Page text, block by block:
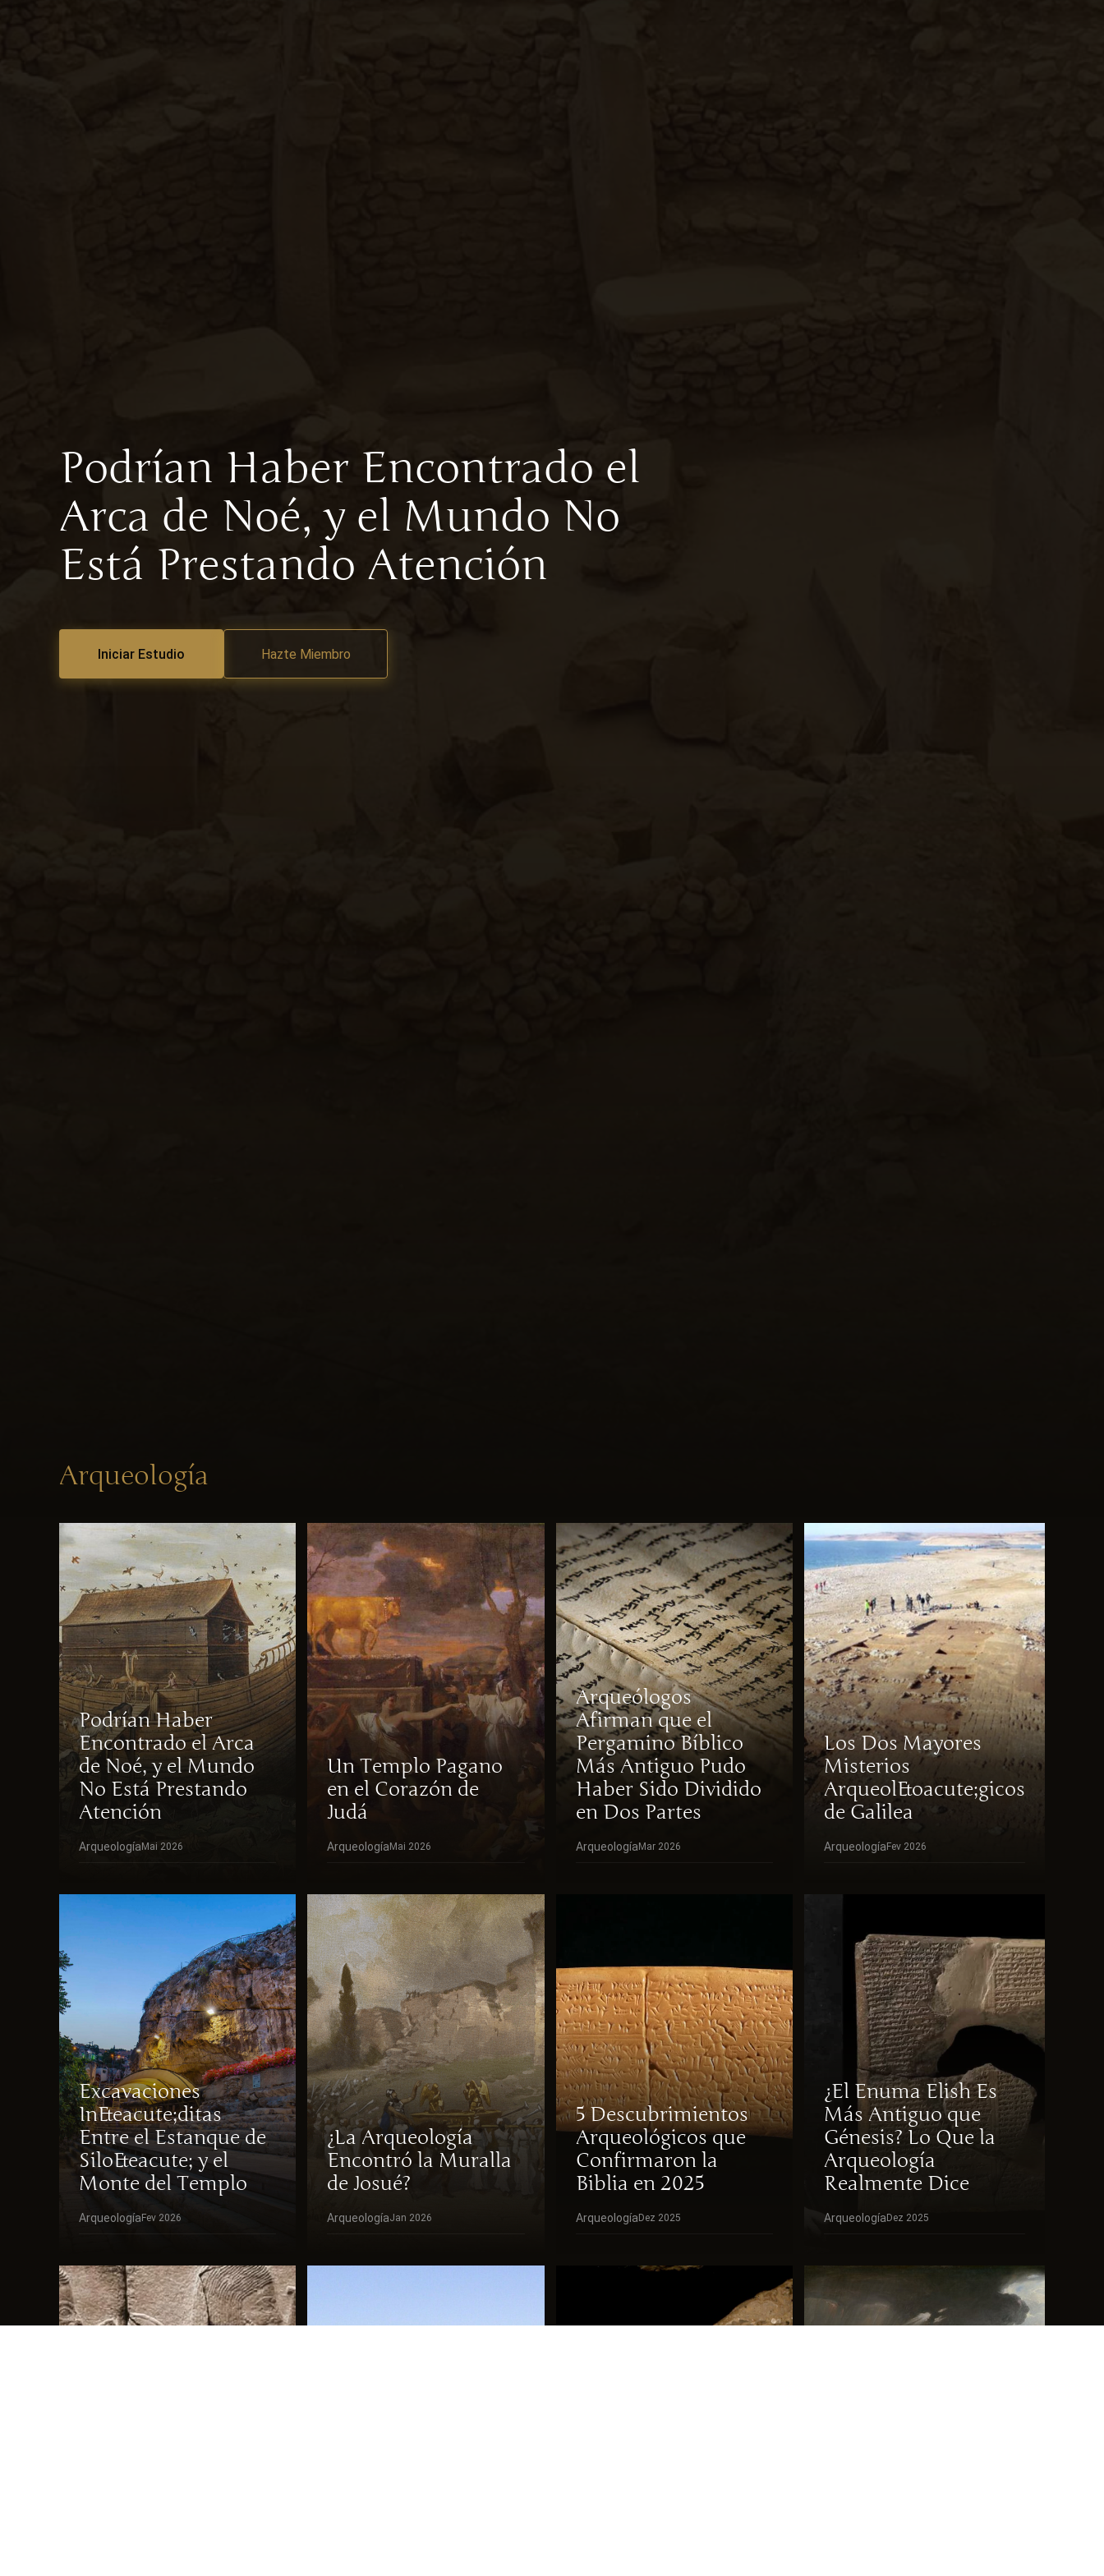
Podrían Haber Encontrado el
Arca de Noé, y el Mundo No
Está Prestando Atención
Iniciar Estudio Hazte Miembro
Arqueología
Podrían Haber
Encontrado el Arca
de Noé, y el Mundo
No Está Prestando
Atención
ArqueologíaMai 2026
Un Templo Pagano
en el Corazón de
Judá
ArqueologíaMai 2026
Arqueólogos
Afirman que el
Pergamino Bíblico
Más Antiguo Pudo
Haber Sido Dividido
en Dos Partes
ArqueologíaMar 2026
Los Dos Mayores
Misterios
Arqueol&oacute;gicos
de Galilea
ArqueologíaFev 2026
Excavaciones
In&eacute;ditas
Entre el Estanque de
Silo&eacute; y el
Monte del Templo
ArqueologíaFev 2026
¿La Arqueología
Encontró la Muralla
de Josué?
ArqueologíaJan 2026
5 Descubrimientos
Arqueológicos que
Confirmaron la
Biblia en 2025
ArqueologíaDez 2025
¿El Enuma Elish Es
Más Antiguo que
Génesis? Lo Que la
Arqueología
Realmente Dice
ArqueologíaDez 2025